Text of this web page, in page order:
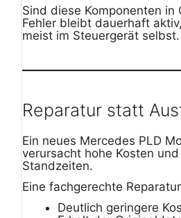
Sind diese Komponenten in
Fehler bleibt dauerhaft
meist im Steuergerät selbst.
Reparatur statt
Ein neues Mercedes PLD
verursacht hohe Kosten
Standzeiten.
Eine fachgerechte
Deutlich geringere